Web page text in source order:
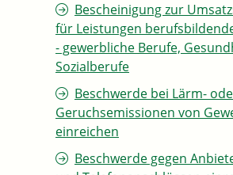
Bescheinigung zur
für Leistungen
- gewerbliche Berufe,
Sozialberufe
Beschwerde bei Lärm-
Geruchsemissionen von
einreichen
Beschwerde gegen